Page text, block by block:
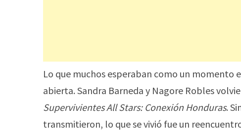
Lo que muchos esperaban como un momento
abierta. Sandra Barneda y Nagore Robles
Supervivientes All Stars: Conexión Honduras.
transmitieron, lo que se vivió fue un